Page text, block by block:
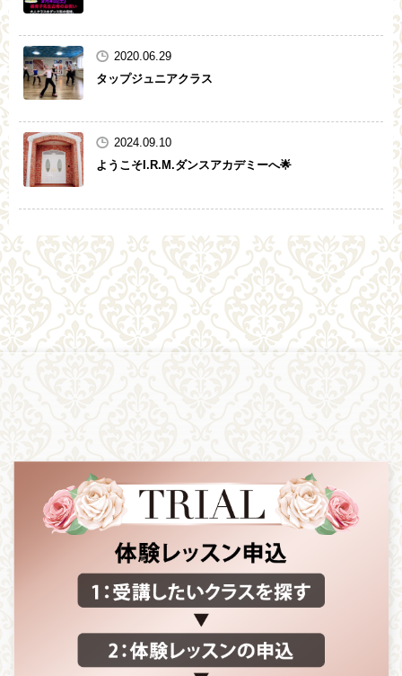
2020.06.29
タップジュニアクラス
2024.09.10
ようこそI.R.M.ダンスアカデミーへ🌟